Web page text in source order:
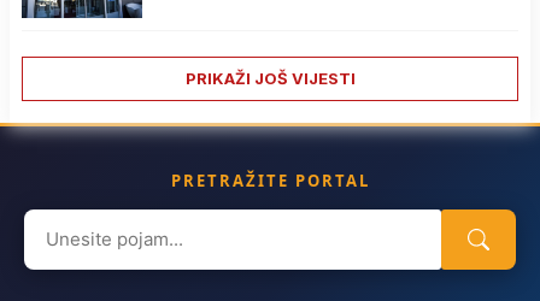
PRIKAŽI JOŠ VIJESTI
PRETRAŽITE PORTAL
Search
for: